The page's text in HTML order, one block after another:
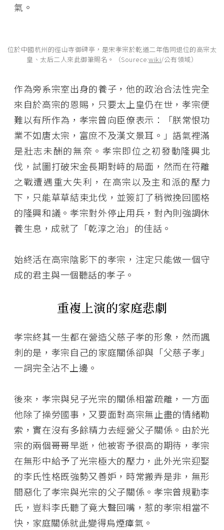
氣。
位於中國杭州的徑山寺御碑亭，是宋孝宗於乾道二年偕同退位的高宗太
皇、太后二人來此御筆賜名。（Sourece:wiki/公有領域）
作為旁系宗室出身的養子，他的政治合法性完全
來自於高宗的恩賜，只要太上皇仍在世，孝宗便
難以有所作為，孝宗曾向臣僚表示：「朕常恨功
業不如唐太宗，富庶不及漢文景耳。」語氣裡滿
是壯志未酬的無奈。孝宗即位之初發動隆興北
伐，試圖打破宋金長期對峙的局面，然而在符離
之戰遭遇重大失利，在高宗以及主和派的壓力
下，只能草草結束北伐，並簽訂了稍微挽回國格
的隆興和議。孝宗對外停止用兵，對內則強調休
養生息，成就了「乾淳之治」的佳話。
始終活在高宗陰影下的孝宗，注定只能做一個守
成的君主與一個聽話的孝子。
重複上演的家庭悲劇
孝宗終其一生都在營造父慈子孝的形象，然而諷
刺的是，孝宗自己的家庭關係卻與「父慈子孝」
一詞完全沾不上邊。
後來，孝宗與兒子光宗的關係相當疏離，一方面
他除了操勞國事，又要面對高宗無止盡的情緒勒
索，實在沒有多餘精力去經營父子關係。由於光
宗的兩個哥哥早逝，他被寄予很高的期待，孝宗
在無形中給予了光宗極大的壓力，此外光宗迎娶
的李氏性格既強勢又善妒，時常搬弄是非，無形
間惡化了孝宗與光宗的父子關係。孝宗曾規勸李
氏，豈料李氏聽了竟大聲回嘴，惹的孝宗相當不
快，家庭關係就此變得烏煙瘴氣。